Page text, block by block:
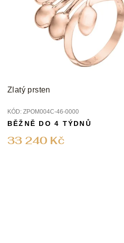
t
Zlatý prsten
KÓD: ZPOM004C-46-0000
33 240 Kč
BĚŽNĚ DO 4 TÝDNŮ